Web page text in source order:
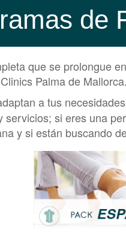
de
que se prolongue
Palma de Mallorca.
a tus
si eres una
y si están buscando